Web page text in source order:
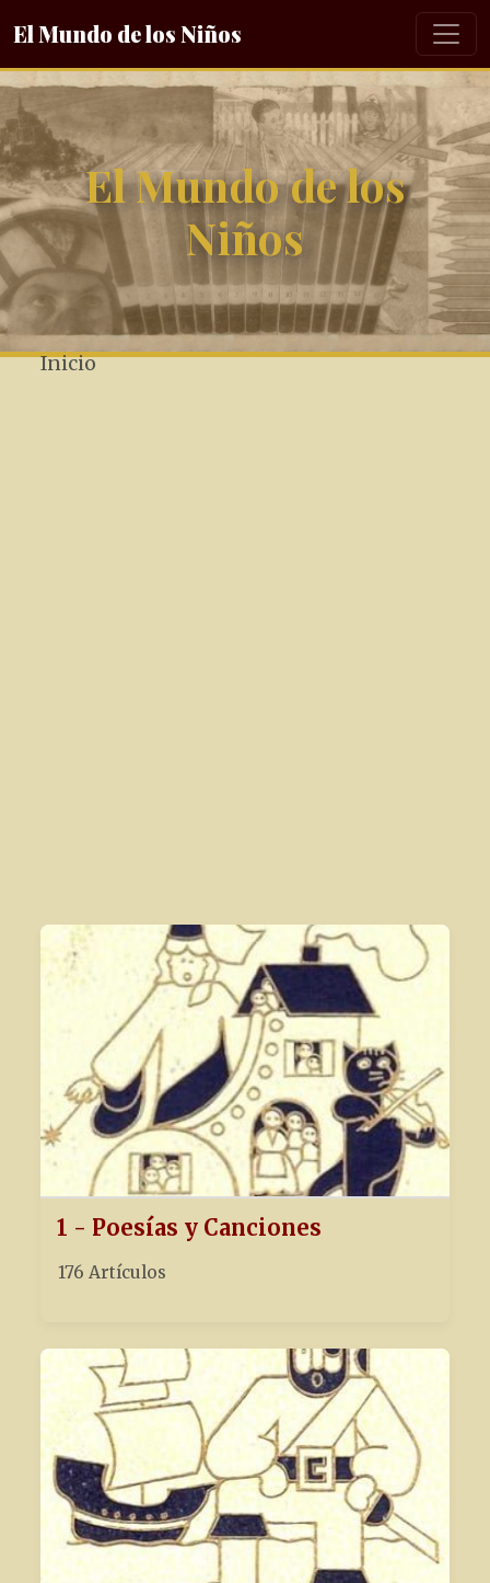
El Mundo de los Niños
El Mundo de los
Niños
Inicio
1 - Poesías y Canciones
176 Artículos